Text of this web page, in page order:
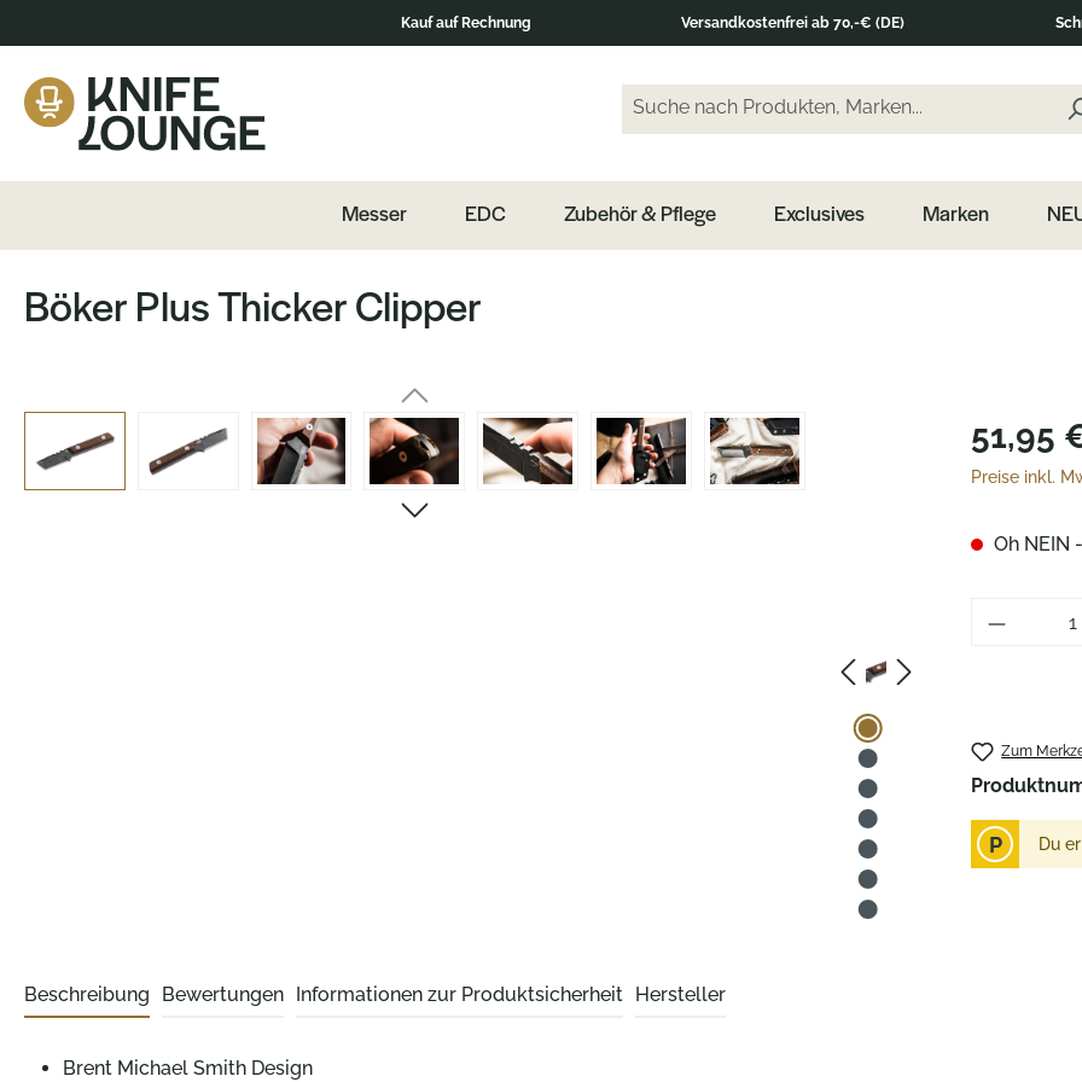
Zum Produktinhalt springenKauf auf Rechnung Versandkostenfrei ab 70,-€ (DE)
Suche nach Produkten, Marken...
Geben Sie einen Suchbegriff ein und drücken Sie
Messer EDC Zubehör & Pflege Exclusives Marken
Böker Plus Thicker Clipper
Bildergalerie überspringen 51,95
Preise inkl.
Oh NEIN
Zum
P Du
Beschreibung Bewertungen Informationen zur Produktsicherheit Hersteller
Brent Michael Smith Design